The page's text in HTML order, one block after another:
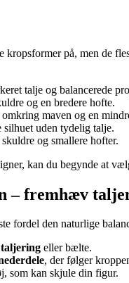
kropsformer på, men de
talje og balancerede
og en bredere hofte.
maven og en
silhuet uden tydelig talje.
og smallere hofter.
kan du begynde at
– fremhæv
fordel den naturlige
eller bælte.
, der følger
som kan skjule din figur.